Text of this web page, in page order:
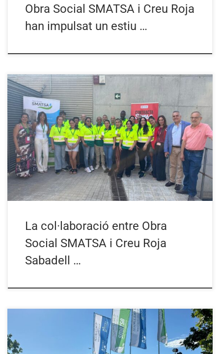
Obra Social SMATSA i Creu Roja
han impulsat un estiu …
La col·laboració entre Obra
Social SMATSA i Creu Roja
Sabadell …